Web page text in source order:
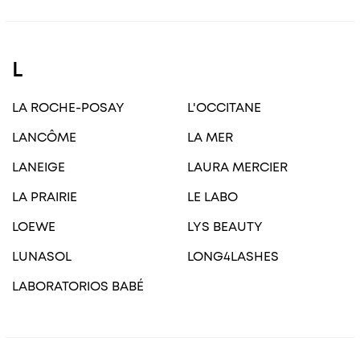
L
LA ROCHE-POSAY
L'OCCITANE
LANCÔME
LA MER
LANEIGE
LAURA MERCIER
LA PRAIRIE
LE LABO
LOEWE
LYS BEAUTY
LUNASOL
LONG4LASHES
LABORATORIOS BABÉ